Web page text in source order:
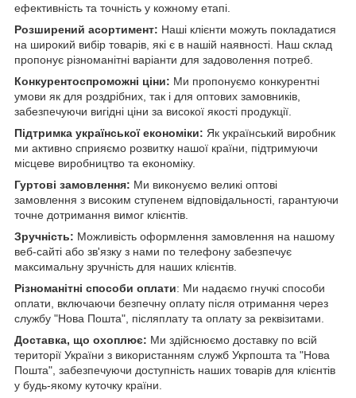
ефективність та точність у кожному етапі.
Розширений асортимент: Наші клієнти можуть покладатися
на широкий вибір товарів, які є в нашій наявності. Наш склад
пропонує різноманітні варіанти для задоволення потреб.
Конкурентоспроможні ціни: Ми пропонуємо конкурентні
умови як для роздрібних, так і для оптових замовників,
забезпечуючи вигідні ціни за високої якості продукції.
Підтримка української економіки: Як український виробник
ми активно сприяємо розвитку нашої країни, підтримуючи
місцеве виробництво та економіку.
Гуртові замовлення: Ми виконуємо великі оптові
замовлення з високим ступенем відповідальності, гарантуючи
точне дотримання вимог клієнтів.
Зручність: Можливість оформлення замовлення на нашому
веб-сайті або зв'язку з нами по телефону забезпечує
максимальну зручність для наших клієнтів.
Різноманітні способи оплати: Ми надаємо гнучкі способи
оплати, включаючи безпечну оплату після отримання через
службу "Нова Пошта", післяплату та оплату за реквізитами.
Доставка, що охоплює: Ми здійснюємо доставку по всій
території України з використанням служб Укрпошта та "Нова
Пошта", забезпечуючи доступність наших товарів для клієнтів
у будь-якому куточку країни.